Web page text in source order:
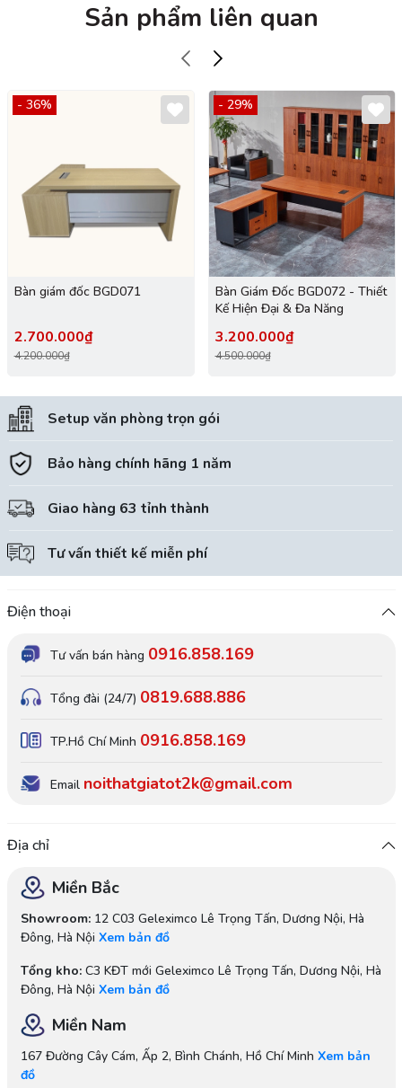
Sản phẩm liên quan
- 36%
Bàn giám đốc BGD071
2.700.000₫
4.200.000₫
- 29%
Bàn Giám Đốc BGD072 - Thiết
Kế Hiện Đại & Đa Năng
3.200.000₫
4.500.000₫
Setup văn phòng trọn gói
Bảo hàng chính hãng 1 năm
Giao hàng 63 tỉnh thành
Tư vấn thiết kế miễn phí
Điện thoại
Tư vấn bán hàng 0916.858.169
Tổng đài (24/7) 0819.688.886
TP.Hồ Chí Minh 0916.858.169
Email noithatgiatot2k@gmail.com
Địa chỉ
Miền Bắc
Showroom:12 C03 Geleximco Lê Trọng Tấn, Dương Nội, Hà
Đông, Hà Nội Xem bản đồ
Tổng kho:C3 KĐT mới Geleximco Lê Trọng Tấn, Dương Nội, Hà
Đông, Hà Nội Xem bản đồ
Miền Nam
167 Đường Cây Cám, Ấp 2, Bình Chánh, Hồ Chí Minh Xem bản
đồ